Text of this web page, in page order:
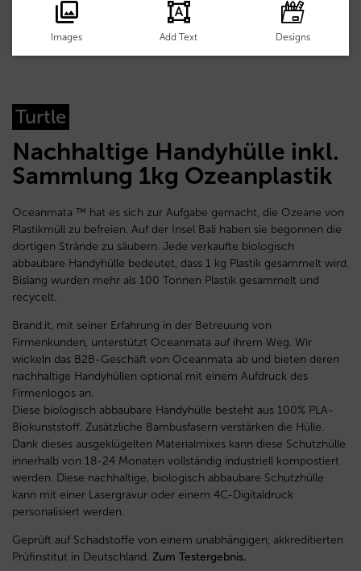
Images Add Text Designs
Turtle
Nachhaltige Handyhülle inkl.
Sammlung 1kg Ozeanplastik
Oceanmata ™ hat es sich zur Aufgabe gemacht, die Ozeane von
Plastikmüll zu befreien. Auf der Insel Bali haben sie begonnen die
dortigen Strände zu säubern. Jede verkaufte biologisch
abbaubare Handyhülle bedeutet, dass 1 kg Plastik gesammelt wird.
Bislang wurden mehr als 100 Tonnen Plastik gesammelt und
recycelt.
Brand.it, mit seiner Erfahrung in der Betreuung von
Firmenkunden, unterstützt Oceanmata auf ihrem Weg. Wir
wickeln das B2B-Geschäft von Oceanmata ab und bieten deren
nachhaltige Handyhüllen optional mit einem Aufdruck des
Firmenlogos an.
Diese biologisch abbaubare Handyhülle besteht aus 100% PLA-
Biokunststoff. Zusätzliche Bambusfasern verstärken die Hülle.
Dank dieses ausgeklügelten Materialmixes kann diese Schutzhülle
innerhalb von 18-24 Monaten vollständig industriell kompostiert
werden. Diese nachhaltige, biologisch abbaubare Schutzhülle
kann mit einer Lasergravur oder einem 4C-Digitaldruck
personalisiert werden.
Geprüft auf Schadstoffe von einem unabhängigen, akkreditierten
Prüfinstitut in Deutschland. Zum Testergebnis.